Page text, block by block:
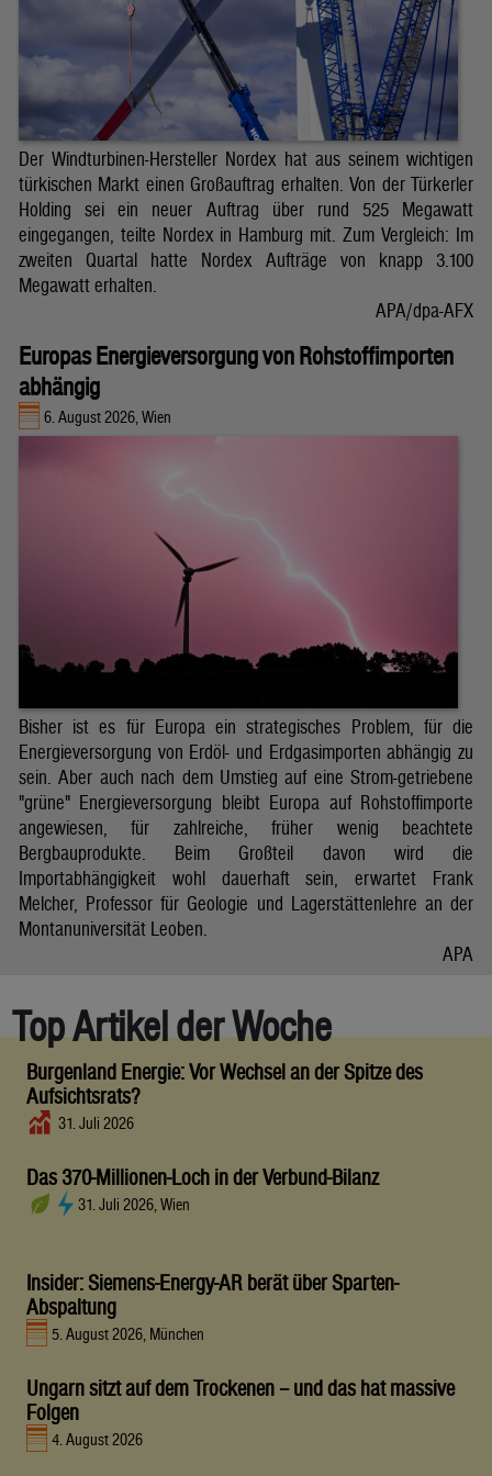
Der Windturbinen-Hersteller Nordex hat aus seinem wichtigen
türkischen Markt einen Großauftrag erhalten. Von der Türkerler
Holding sei ein neuer Auftrag über rund 525 Megawatt
eingegangen, teilte Nordex in Hamburg mit. Zum Vergleich: Im
zweiten Quartal hatte Nordex Aufträge von knapp 3.100
Megawatt erhalten.
APA/dpa-AFX
Europas Energieversorgung von Rohstoffimporten
abhängig
6. August 2026, Wien
Bisher ist es für Europa ein strategisches Problem, für die
Energieversorgung von Erdöl- und Erdgasimporten abhängig zu
sein. Aber auch nach dem Umstieg auf eine Strom-getriebene
"grüne" Energieversorgung bleibt Europa auf Rohstoffimporte
angewiesen, für zahlreiche, früher wenig beachtete
Bergbauprodukte. Beim Großteil davon wird die
Importabhängigkeit wohl dauerhaft sein, erwartet Frank
Melcher, Professor für Geologie und Lagerstättenlehre an der
Montanuniversität Leoben.
APA
Top Artikel der Woche
Burgenland Energie: Vor Wechsel an der Spitze des
Aufsichtsrats?
31. Juli 2026
Das 370-Millionen-Loch in der Verbund-Bilanz
31. Juli 2026, Wien
Insider: Siemens-Energy-AR berät über Sparten-
Abspaltung
5. August 2026, München
Ungarn sitzt auf dem Trockenen – und das hat massive
Folgen
4. August 2026